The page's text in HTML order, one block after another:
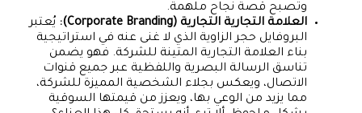
وتصبح قصة نجاح ملهمة.
العلامة التجارية التجارية (Corporate Branding):
يُعتبر
البروفايل حجر الزاوية الذي لا غنى عنه في استراتيجية
بناء العلامة التجارية المتينة للشركة. فهو يضمن
تناسق الرسالة البصرية واللفظية عبر جميع قنوات
الاتصال، ويعكس بجلاء الشخصية المميزة للشركة،
مما يزيد من الوعي بها، ويعزز من قيمتها السوقية